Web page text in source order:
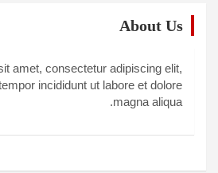
About Us
amet, consectetur adipiscing elit,
incididunt ut labore et dolore
magna aliqua.